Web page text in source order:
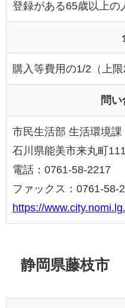
登録がある65歳以上の
購入等費用の1/2（上限
問
市民生活部 生活環境課
石川県能美市来丸町
電話：0761-58-2217
ファックス：0761-58-
https://
静岡県藤枝市